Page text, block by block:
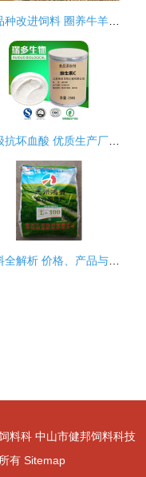
料科 中山市健邦饲料科技
有 Sitemap